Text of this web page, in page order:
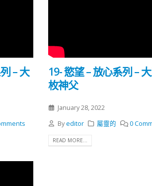
– 大
19- 慾望 – 放心系列 –
枚神父
January 28, 2022
Byeditor 屬靈的 0
READ MORE...